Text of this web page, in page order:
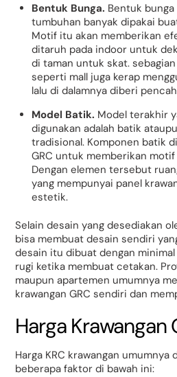
Bentuk Bunga. Bentuk
tumbuhan banyak dipakai
Motif itu akan memberikan
ditaruh pada indoor untuk
di taman untuk skat.
seperti mall juga kerap
lalu di dalamnya diberi
Model Batik. Model terakhir
digunakan adalah batik
tradisional. Komponen batik
GRC untuk memberikan
Dengan elemen tersebut
yang mempunyai panel
estetik.
Selain desain yang desediakan
bisa membuat desain sendiri
desain itu dibuat dengan
rugi ketika membuat cetakan.
maupun apartemen umumnya
krawangan GRC sendiri dan
Harga Krawangan
Harga KRC krawangan
beberapa faktor di bawah ini: